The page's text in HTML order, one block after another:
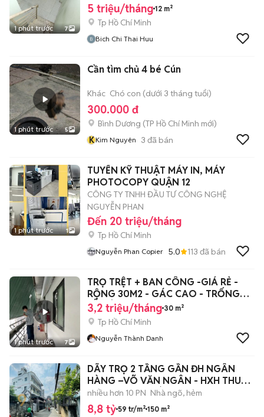
1 phút trước 7
5 triệu/tháng 12 m²
Tp Hồ Chí Minh
Bich Chi Thai Huu
1 phút trước 5
Cần tìm chủ 4 bé Cún
Khác Chó con (dưới 3 tháng tuổi)
300.000 đ
Bình Dương (TP Hồ Chí Minh mới)
KKim Nguyên 3 đã bán
1 phút trước 1
TUYỂN KỸ THUẬT MÁY IN, MÁY
PHOTOCOPY QUẬN 12
CÔNG TY TNHH ĐẦU TƯ CÔNG NGHỆ
NGUYỄN PHAN
Đến 20 triệu/tháng
Tp Hồ Chí Minh
Nguyễn Phan Copier 5.0 113 đã bán
1 phút trước 7
TRỌ TRỆT + BAN CÔNG -GIÁ RẺ -
RỘNG 30M2 - GÁC CAO - TRỐNG
SẴN Ở NGAY‼️
3,2 triệu/tháng 30 m²
Tp Hồ Chí Minh
Nguyễn Thành Danh
DÃY TRỌ 2 TẦNG GẦN ĐH NGÂN
HÀNG –VÕ VĂN NGÂN - HXH THU
NHẬP 30TR/THÁG
nhiều hơn 10 PN Nhà ngõ, hẻm
8,8 tỷ 59 tr/m² 150 m²